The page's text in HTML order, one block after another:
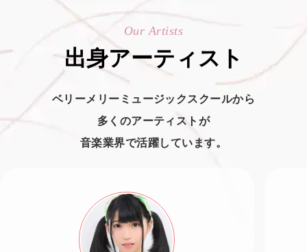
Our Artists
出身アーティスト
ベリーメリーミュージックスクールから
多くのアーティストが
音楽業界で活躍しています。